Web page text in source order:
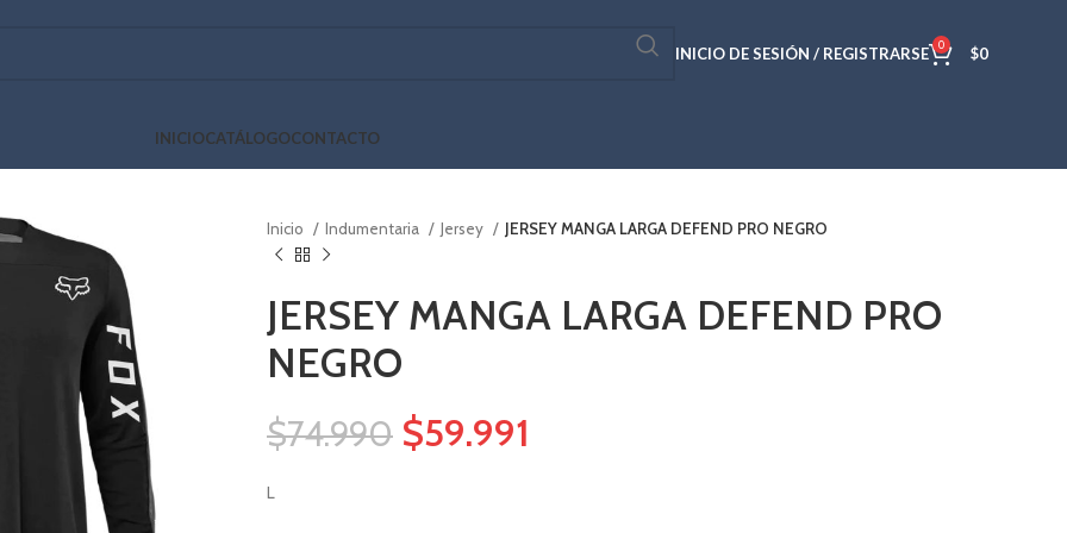
INICIO DE SESIÓN / REGISTRARSE 0 $0
INICIOCATÁLOGOCONTACTO
Inicio Indumentaria Jersey JERSEY MANGA LARGA DEFEND PRO NEGRO
JERSEY MANGA LARGA DEFEND PRO
NEGRO
$74.990 $59.991
L